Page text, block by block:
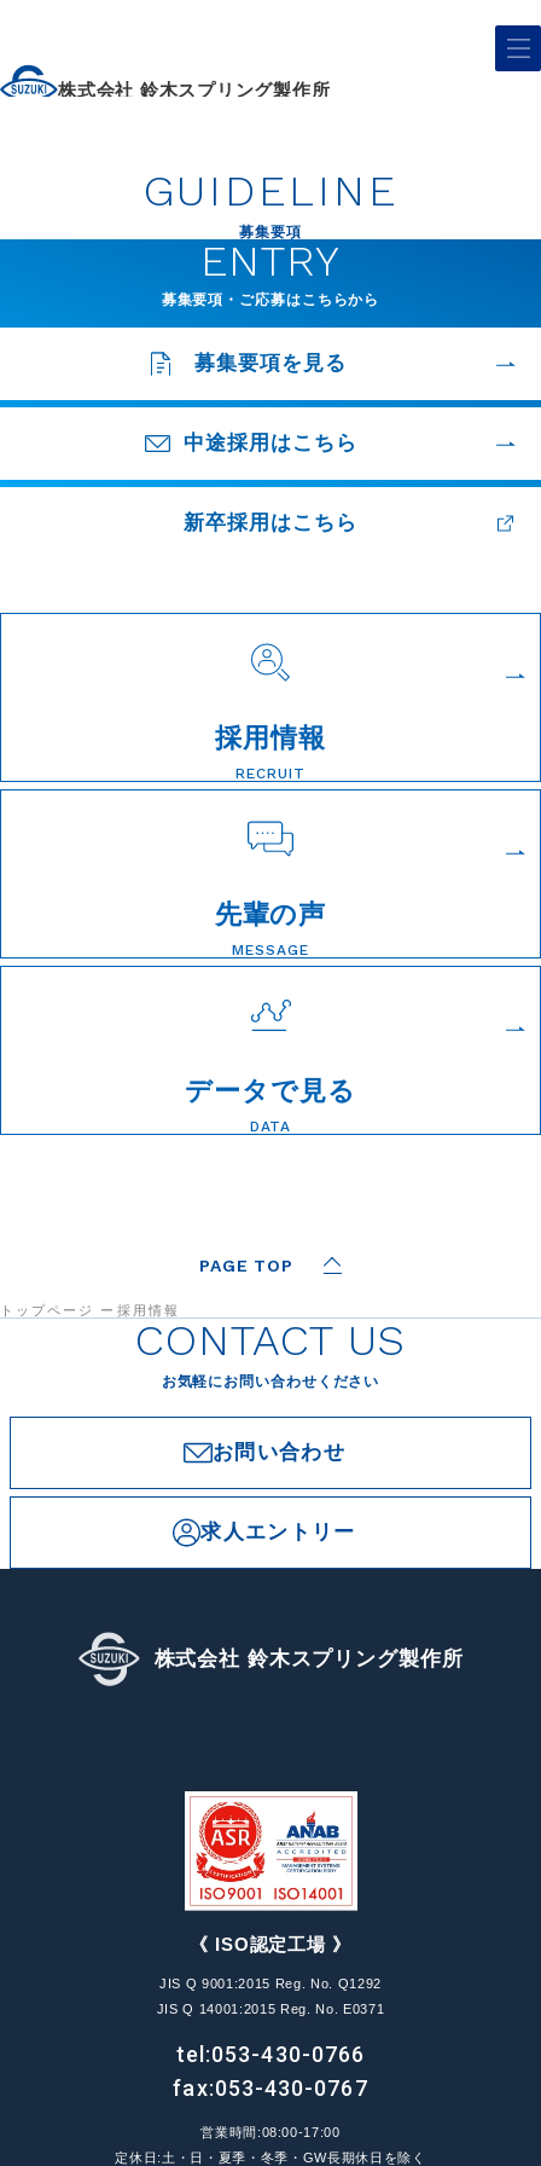
株式会社 鈴木スプリング製作所
GUIDELINE
募集要項
ENTRY
募集要項・ご応募はこちらから
募集要項を見る
中途採用はこちら
新卒採用はこちら
採用情報
RECRUIT
先輩の声
MESSAGE
データで見る
DATA
トップページ 採用情報
CONTACT US
お気軽にお問い合わせください
お問い合わせ
求人エントリー
株式会社 鈴木スプリング製作所
《 ISO認定工場 》
JIS Q 9001:2015 Reg. No. Q1292
JIS Q 14001:2015 Reg. No. E0371
tel:053-430-0766
fax:053-430-0767
営業時間:08:00-17:00
定休日:土・日・夏季・冬季・GW長期休日を除く
PAGE TOP